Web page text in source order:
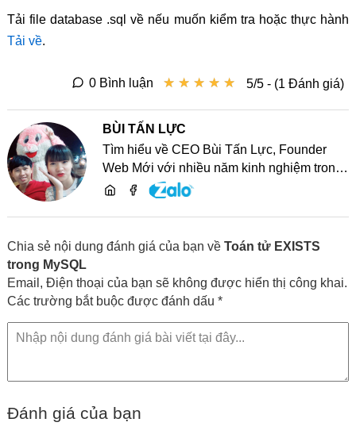
Tải file database .sql về nếu muốn kiểm tra hoặc thực hành
Tải về.
★ ★ ★ ★ ★
★ ★ ★ ★ ★ 5/5 - (1 Đánh giá)
0 Bình luận
BÙI TẤN LỰC
Tìm hiểu về CEO Bùi Tấn Lực, Founder
Web Mới với nhiều năm kinh nghiệm trong
lĩnh vực phát triển website, SEO và chia sẻ
Chia sẻ nội dung đánh giá của bạn về Toán tử EXISTS
trong MySQL
Email, Điện thoại của bạn sẽ không được hiển thị công khai.
Các trường bắt buộc được đánh dấu *
Đánh giá của bạn